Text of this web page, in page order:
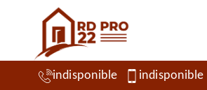
indisponible indisponible